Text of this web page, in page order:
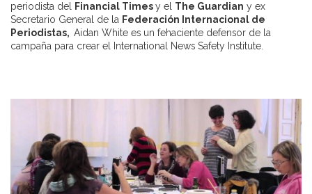
periodista del Financial Timesy el The Guardian y ex
Secretario General de la Federación Internacional de
Periodistas, Aidan White es un fehaciente defensor de la
campaña para crear el International News Safety Institute.